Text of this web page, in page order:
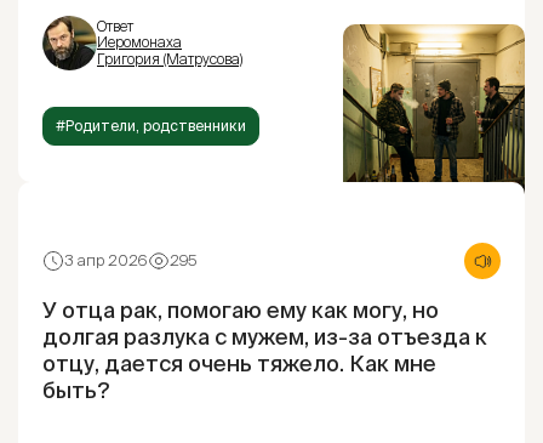
Ответ
Иеромонаха
Григория (Матрусова)
#Родители, родственники
3 апр 2026 295
У отца рак, помогаю ему как могу, но
долгая разлука с мужем, из-за отъезда к
отцу, дается очень тяжело. Как мне
быть?